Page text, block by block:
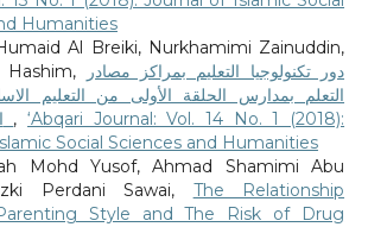
Humanities
Al Breiki, Nurkhamimi Zainuddin,
Hashim,
دور تكنولوجيا التعليم بمراكز مصادر
التعلم بمدارس الحلقة الأولى من التعليم
,‘Abqari Journal: Vol. 14 No. 1 (2018):
Social Sciences and Humanities
Mohd Yusof, Ahmad Shamimi Abu
Perdani Sawai, The Relationship
Style and The Risk of Drug